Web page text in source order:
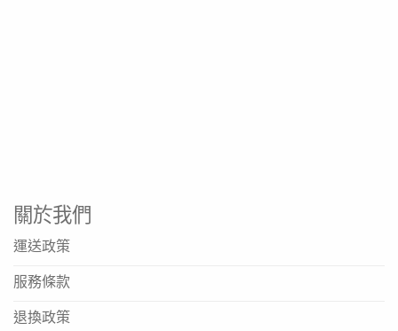
關於我們
運送政策
服務條款
退換政策